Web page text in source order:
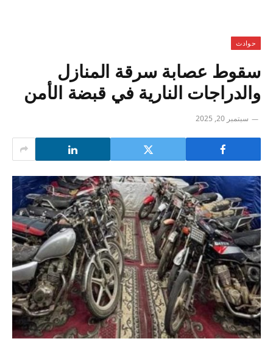
حوادث
سقوط عصابة سرقة المنازل
والدراجات النارية في قبضة الأمن
سبتمبر 20, 2025